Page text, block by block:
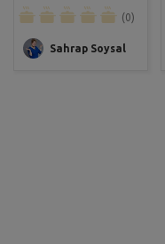
(0)
Sahrap Soysal